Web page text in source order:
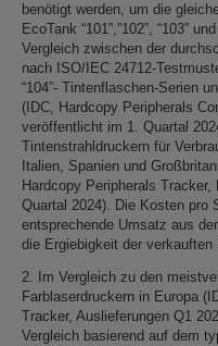
benötigt werden, um die
EcoTank “101”,”102”, “103”
Vergleich zwischen der
nach ISO/IEC 24712-
“104”- Tintenflaschen-Serien
(IDC, Hardcopy Peripherals
veröffentlicht im 1. Quartal
Tintenstrahldruckern für
Italien, Spanien und
Hardcopy Peripherals
Quartal 2024). Die Kosten pro
entsprechende Umsatz aus
die Ergiebigkeit der verkauften
2. Im Vergleich zu den
Farblaserdruckern in Europa
Tracker, Auslieferungen Q1
Vergleich basierend auf dem